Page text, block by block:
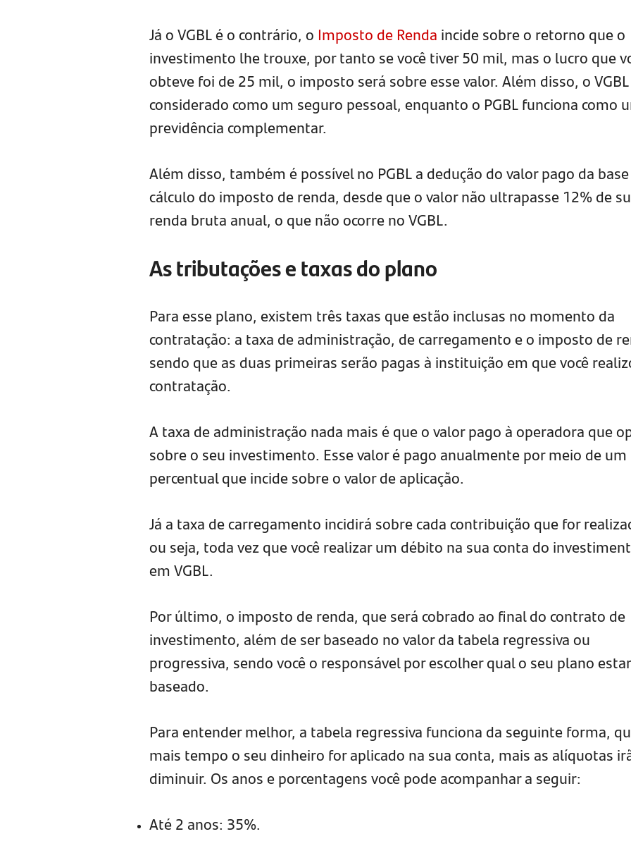
Já o VGBL é o contrário, o Imposto de Renda incide sobre o retorno que o
investimento lhe trouxe, por tanto se você tiver 50 mil, mas o lucro que
obteve foi de 25 mil, o imposto será sobre esse valor. Além disso, o
considerado como um seguro pessoal, enquanto o PGBL funciona como
previdência complementar.
Além disso, também é possível no PGBL a dedução do valor pago da
cálculo do imposto de renda, desde que o valor não ultrapasse 12% de
renda bruta anual, o que não ocorre no VGBL.
As tributações e taxas do plano
Para esse plano, existem três taxas que estão inclusas no momento da
contratação: a taxa de administração, de carregamento e o imposto de
sendo que as duas primeiras serão pagas à instituição em que você
contratação.
A taxa de administração nada mais é que o valor pago à operadora que
sobre o seu investimento. Esse valor é pago anualmente por meio de um
percentual que incide sobre o valor de aplicação.
Já a taxa de carregamento incidirá sobre cada contribuição que for
ou seja, toda vez que você realizar um débito na sua conta do
em VGBL.
Por último, o imposto de renda, que será cobrado ao final do contrato de
investimento, além de ser baseado no valor da tabela regressiva ou
progressiva, sendo você o responsável por escolher qual o seu plano
baseado.
Para entender melhor, a tabela regressiva funciona da seguinte forma,
mais tempo o seu dinheiro for aplicado na sua conta, mais as alíquotas
diminuir. Os anos e porcentagens você pode acompanhar a seguir:
Até 2 anos: 35%.